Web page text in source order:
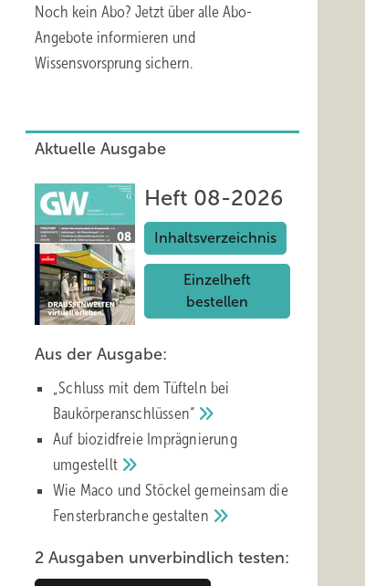
Noch kein Abo? Jetzt über alle Abo-
Angebote informieren und
Wissensvorsprung sichern.
Aktuelle Ausgabe
Heft 08-2026
Inhaltsverzeichnis
Einzelheft
bestellen
Aus der Ausgabe:
„Schluss mit d em Tüfteln bei
Baukörperanschlüssen“
Auf biozidfreie Imprägnierung
umgestellt
Wie Maco und Stöckel gemeinsam die
Fensterbranche gestalten
2 Ausgaben unverbindlich testen: